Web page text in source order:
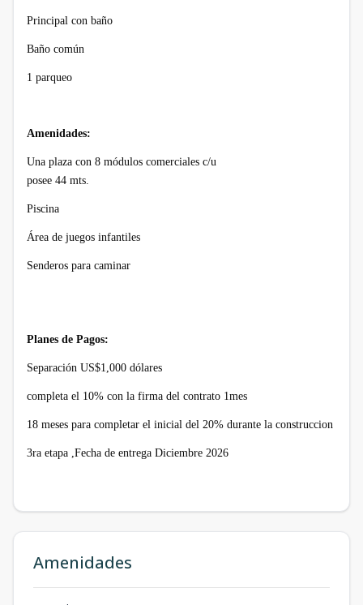
Principal con baño
Baño común
1 parqueo
Amenidades:
Una plaza con 8 módulos comerciales c/u
posee 44 mts.
Piscina
Área de juegos infantiles
Senderos para caminar
Planes de Pagos:
Separación US$1,000 dólares
completa el 10% con la firma del contrato 1mes
18 meses para completar el inicial del 20% durante la construccion
3ra etapa ,Fecha de entrega Diciembre 2026
Amenidades